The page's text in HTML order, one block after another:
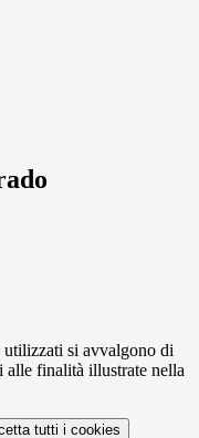
utilizzati si avvalgono di
alle finalità illustrate nella
tutti i cookies